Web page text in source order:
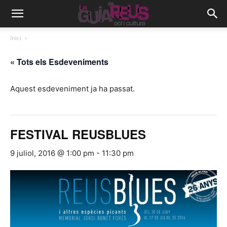
Inici
« Tots els Esdeveniments
Aquest esdeveniment ja ha passat.
FESTIVAL REUSBLUES
9 juliol, 2016 @ 1:00 pm - 11:30 pm